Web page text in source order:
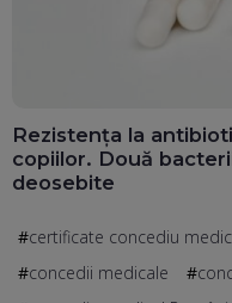
Rezistența la
copiilor. Două
deosebite
certificate concediu
concedii medicale